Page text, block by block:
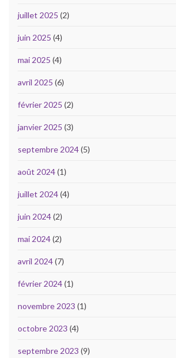
juillet 2025 (2)
juin 2025 (4)
mai 2025 (4)
avril 2025 (6)
février 2025 (2)
janvier 2025 (3)
septembre 2024(5)
août 2024(1)
juillet 2024(4)
juin 2024(2)
mai 2024(2)
avril 2024(7)
février 2024(1)
novembre 2023 (1)
octobre 2023 (4)
septembre 2023 (9)